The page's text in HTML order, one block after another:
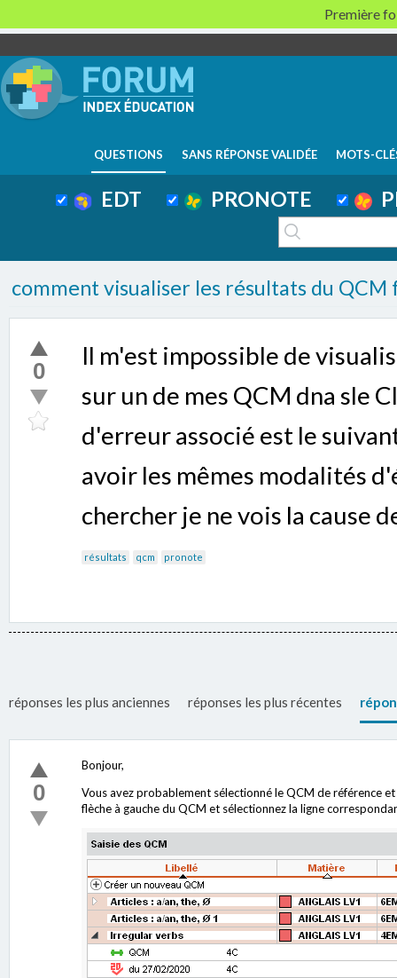
QUESTIONS SANS RÉPONSE VALIDÉE MOTS-
EDT PRONOTE
comment visualiser les résultats du
0
Il m'est impossible de
sur un de mes QCM dna sle
d'erreur associé est le
avoir les mêmes modalités
chercher je ne vois la cause
résultats qcm pronote
réponses les plus anciennes réponses les plus récentes
0
Bonjour,
Vous avez probablement sélectionné le QCM de référence
flèche à gauche du QCM et sélectionnez la ligne
Première